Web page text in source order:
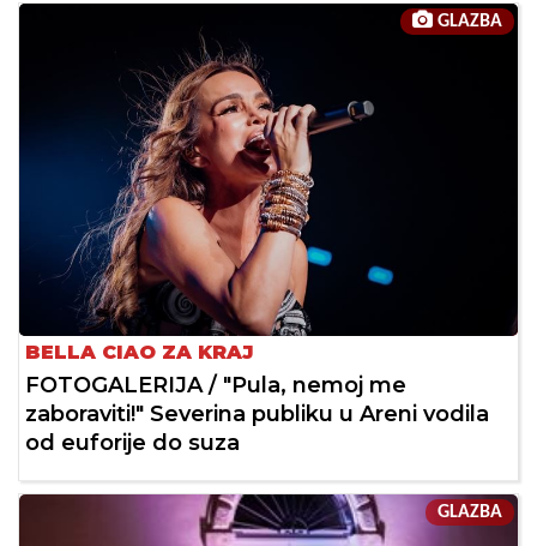
GLAZBA
BELLA CIAO ZA KRAJ
FOTOGALERIJA / "Pula, nemoj me
zaboraviti!" Severina publiku u Areni vodila
od euforije do suza
GLAZBA